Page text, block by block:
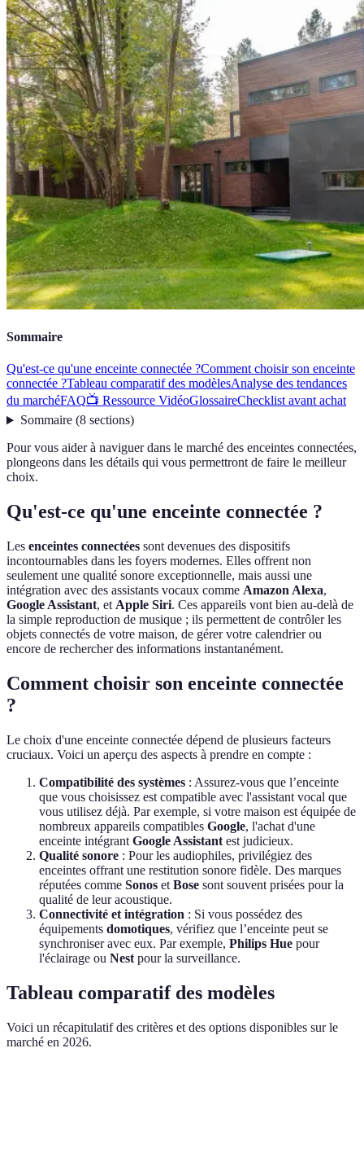
Sommaire
Qu'est-ce qu'une enceinte connectée ?Comment choisir son enceinte
connectée ?Tableau comparatif des modèlesAnalyse des tendances
du marchéFAQ📺 Ressource VidéoGlossaireChecklist avant achat
Sommaire(8 sections)
Pour vous aider à naviguer dans le marché des enceintes connectées,
plongeons dans les détails qui vous permettront de faire le meilleur
choix.
Qu'est-ce qu'une enceinte connectée ?
Les enceintes connectées sont devenues des dispositifs
incontournables dans les foyers modernes. Elles offrent non
seulement une qualité sonore exceptionnelle, mais aussi une
intégration avec des assistants vocaux comme Amazon Alexa,
Google Assistant, et Apple Siri. Ces appareils vont bien au-delà de
la simple reproduction de musique ; ils permettent de contrôler les
objets connectés de votre maison, de gérer votre calendrier ou
encore de rechercher des informations instantanément.
Comment choisir son enceinte connectée
?
Le choix d'une enceinte connectée dépend de plusieurs facteurs
cruciaux. Voici un aperçu des aspects à prendre en compte :
Compatibilité des systèmes : Assurez-vous que l’enceinte
que vous choisissez est compatible avec l'assistant vocal que
vous utilisez déjà. Par exemple, si votre maison est équipée de
nombreux appareils compatibles Google, l'achat d'une
enceinte intégrant Google Assistant est judicieux.
Qualité sonore : Pour les audiophiles, privilégiez des
enceintes offrant une restitution sonore fidèle. Des marques
réputées comme Sonos et Bose sont souvent prisées pour la
qualité de leur acoustique.
Connectivité et intégration : Si vous possédez des
équipements domotiques, vérifiez que l’enceinte peut se
synchroniser avec eux. Par exemple, Philips Hue pour
l'éclairage ou Nest pour la surveillance.
Tableau comparatif des modèles
Voici un récapitulatif des critères et des options disponibles sur le
marché en 2026.